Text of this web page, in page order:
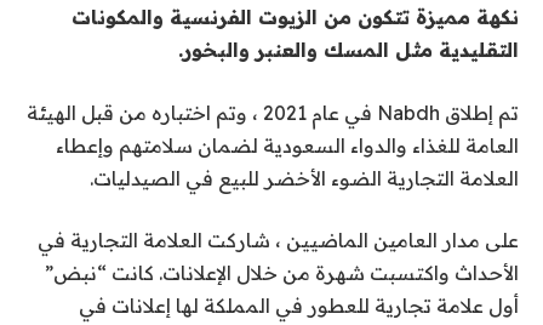
نكهة مميزة تتكون من الزيوت الفرنسية والمكونات
التقليدية مثل المسك والعنبر والبخور.
تم إطلاق Nabdh في عام 2021 ، وتم اختباره من قبل الهيئة
العامة للغذاء والدواء السعودية لضمان سلامتهم وإعطاء
العلامة التجارية الضوء الأخضر للبيع في الصيدليات.
على مدار العامين الماضيين ، شاركت العلامة التجارية في
الأحداث واكتسبت شهرة من خلال الإعلانات. كانت “نبض”
أول علامة تجارية للعطور في المملكة لها إعلانات في